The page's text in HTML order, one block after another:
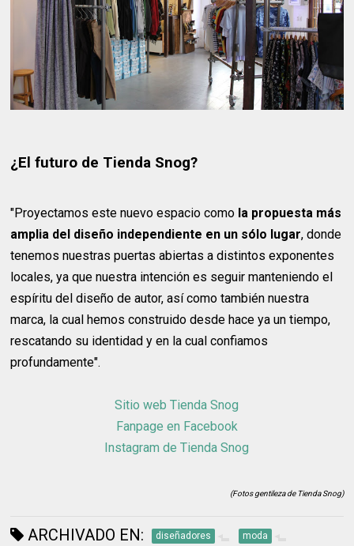
¿El futuro de Tienda Snog?
"Proyectamos este nuevo espacio como la propuesta más
amplia del diseño independiente en un sólo lugar, donde
tenemos nuestras puertas abiertas a distintos exponentes
locales, ya que nuestra intención es seguir manteniendo el
espíritu del diseño de autor, así como también nuestra
marca, la cual hemos construido desde hace ya un tiempo,
rescatando su identidad y en la cual confiamos
profundamente".
Sitio web Tienda Snog
Fanpage en Facebook
Instagram de Tienda Snog
(Fotos gentileza de Tienda Snog)
ARCHIVADO EN: diseñadores moda